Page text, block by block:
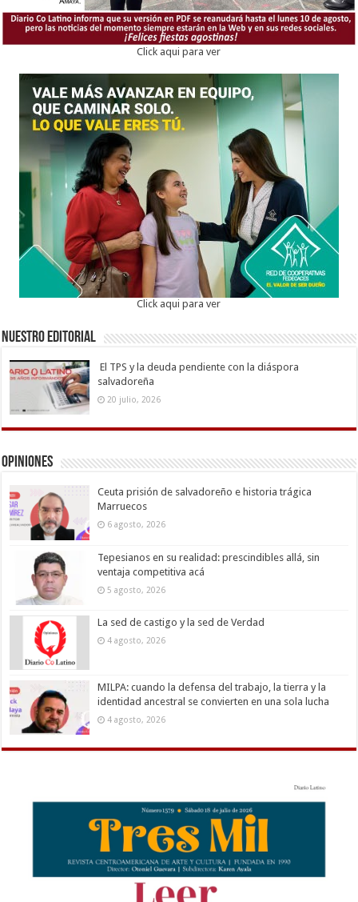
Click aqui para ver
Click aqui para ver
Nuestro Editorial
El TPS y la deuda pendiente con la diáspora
salvadoreña
20 julio, 2026
Opiniones
Ceuta prisión de salvadoreño e historia trágica
Marruecos
6 agosto, 2026
Tepesianos en su realidad: prescindibles allá, sin
ventaja competitiva acá
5 agosto, 2026
La sed de castigo y la sed de Verdad
4 agosto, 2026
MILPA: cuando la defensa del trabajo, la tierra y la
identidad ancestral se convierten en una sola lucha
4 agosto, 2026